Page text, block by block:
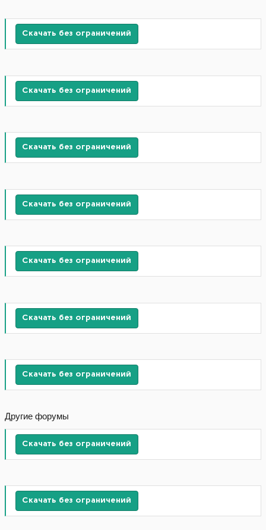
Скачать без ограничений
Скачать без ограничений
Скачать без ограничений
Скачать без ограничений
Скачать без ограничений
Скачать без ограничений
Скачать без ограничений
Другие форумы
Скачать без ограничений
Скачать без ограничений